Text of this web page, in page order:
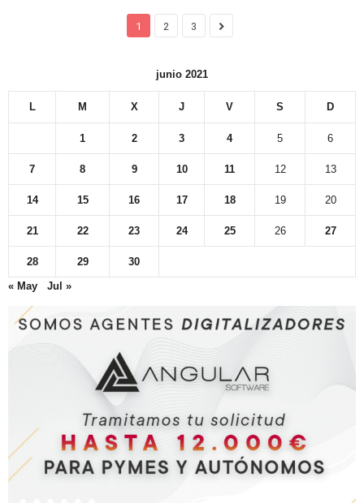
1 2 3
junio 2021
L M X J V S D
1 2 3 4 5 6
7 8 9 10 11 12 13
14 15 16 17 18 19 20
21 22 23 24 25 26 27
28 29
30
« May
Jul »